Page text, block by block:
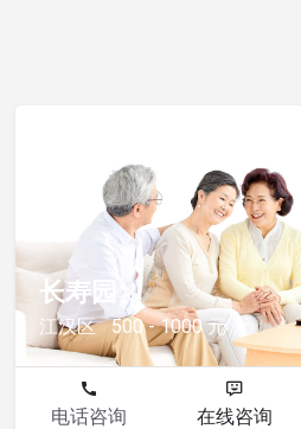
长寿园
江汉区 500 - 1000 元
电话咨询 在线咨询